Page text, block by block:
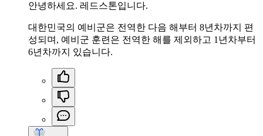
안녕하세요. 레드스톤입니다.
대한민국의 예비군은 전역한 다음 해부터 8년차까지 편
성되며, 예비군 훈련은 전역한 해를 제외하고 1년차부터
6년차까지 있습니다.